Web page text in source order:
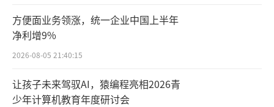
方便面业务领涨，统一企业中国上半年
净利增9%
2026-08-05 21:40:15
让孩子未来驾驭AI，猿编程亮相2026青
少年计算机教育年度研讨会